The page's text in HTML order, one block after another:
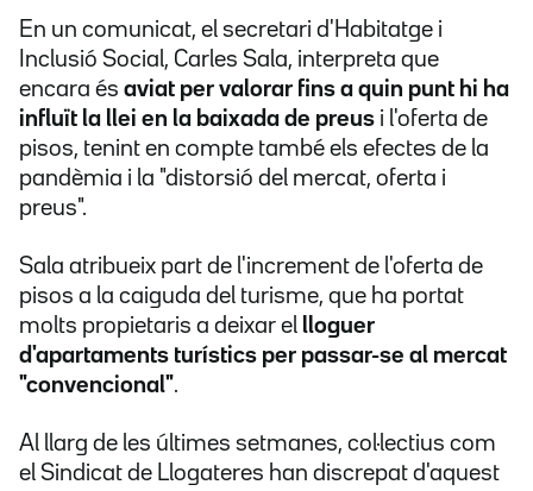
En un comunicat, el secretari d'Habitatge i
Inclusió Social, Carles Sala, interpreta que
encara és aviat per valorar fins a quin punt hi ha
influït la llei en la baixada de preus i l'oferta de
pisos, tenint en compte també els efectes de la
pandèmia i la "distorsió del mercat, oferta i
preus".
Sala atribueix part de l'increment de l'oferta de
pisos a la caiguda del turisme, que ha portat
molts propietaris a deixar el lloguer
d'apartaments turístics per passar-se al mercat
"convencional".
Al llarg de les últimes setmanes, col·lectius com
el Sindicat de Llogateres han discrepat d'aquest